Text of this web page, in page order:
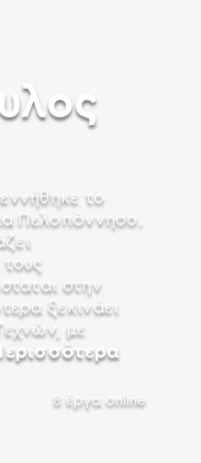
το
Πελοπόννησο.
στην
ξεκινάει
με
8 έργα online